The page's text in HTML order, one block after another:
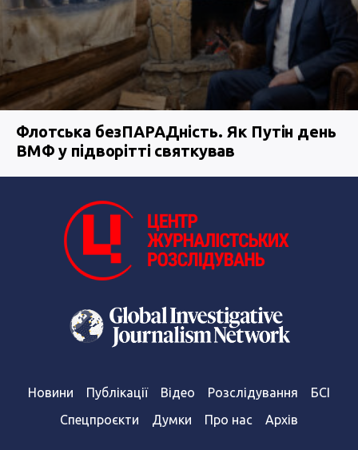
Флотська безПАРАДність. Як Путін день
ВМФ у підворітті святкував
Новини Публікації Відео Розслідування
БСІ
Спецпроєкти
Думки Про нас Архів